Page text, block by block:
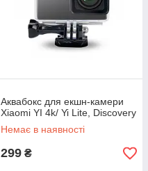
Аквабокс для екшн-камери
Xiaomi YI 4k/ Yi Lite, Discovery
Немає в наявності
299 ₴